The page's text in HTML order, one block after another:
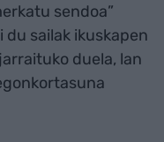
sendoa”
du sailak ikuskapen
duela, lan